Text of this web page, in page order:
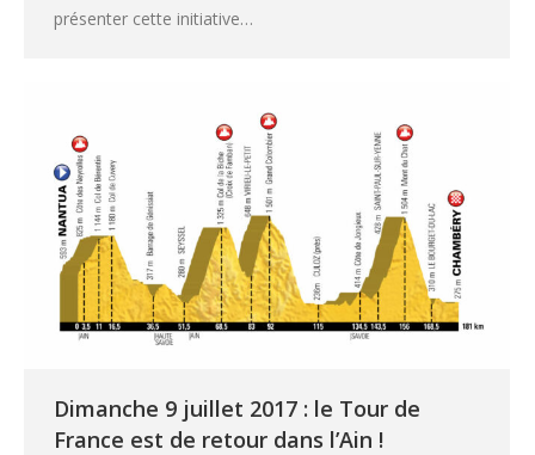
présenter cette initiative…
Dimanche 9 juillet 2017 : le Tour de
France est de retour dans l’Ain !